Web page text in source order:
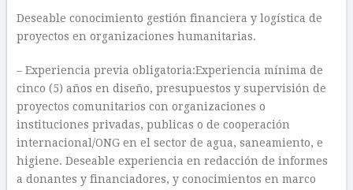
Deseable conocimiento gestión financiera y logística de
proyectos en organizaciones humanitarias.
– Experiencia previa obligatoria:Experiencia mínima de
cinco (5) años en diseño, presupuestos y supervisión de
proyectos comunitarios con organizaciones o
instituciones privadas, publicas o de cooperación
internacional/ONG en el sector de agua, saneamiento, e
higiene. Deseable experiencia en redacción de informes
a donantes y financiadores, y conocimientos en marco